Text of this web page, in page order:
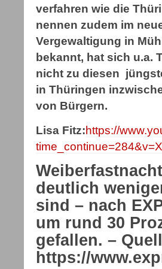
verfahren wie die
nennen zudem im
Vergewaltigung in
bekannt, hat sich u.a.
nicht zu diesen
in Thüringen
von Bürgern.
Lisa Fitz:https://
deutlich
sind – nach
um rund 30
gefallen. –
https://